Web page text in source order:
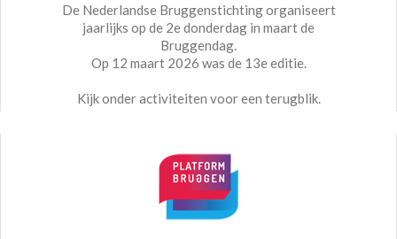
De Nederlandse Bruggenstichting organiseert
jaarlijks op de 2e donderdag in maart de
Bruggendag.
Op 12 maart 2026 was de 13e editie.
Kijk onder activiteiten voor een terugblik.